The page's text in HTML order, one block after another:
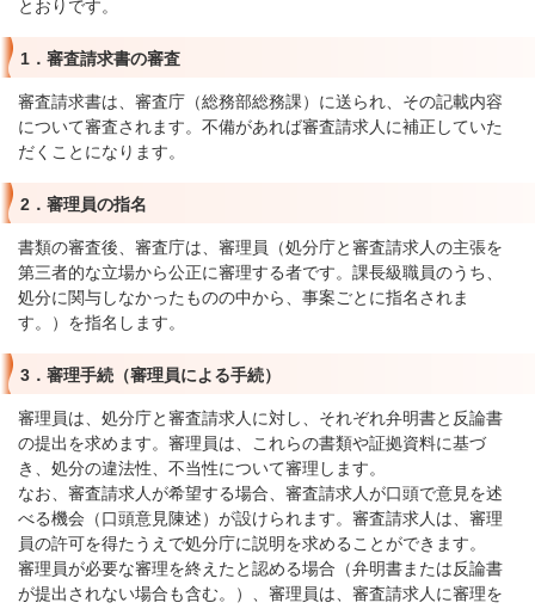
とおりです。
1．審査請求書の審査
審査請求書は、審査庁（総務部総務課）に送られ、その記載内容
について審査されます。不備があれば審査請求人に補正していた
だくことになります。
2．審理員の指名
書類の審査後、審査庁は、審理員（処分庁と審査請求人の主張を
第三者的な立場から公正に審理する者です。課長級職員のうち、
処分に関与しなかったものの中から、事案ごとに指名されま
す。）を指名します。
3．審理手続（審理員による手続）
審理員は、処分庁と審査請求人に対し、それぞれ弁明書と反論書
の提出を求めます。審理員は、これらの書類や証拠資料に基づ
き、処分の違法性、不当性について審理します。
なお、審査請求人が希望する場合、審査請求人が口頭で意見を述
べる機会（口頭意見陳述）が設けられます。審査請求人は、審理
員の許可を得たうえで処分庁に説明を求めることができます。
審理員が必要な審理を終えたと認める場合（弁明書または反論書
が提出されない場合も含む。）、審理員は、審査請求人に審理を